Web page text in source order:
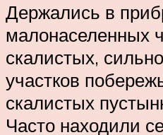
Держались в
малонаселенных
скалистых,
участков
скалистых
Часто находили